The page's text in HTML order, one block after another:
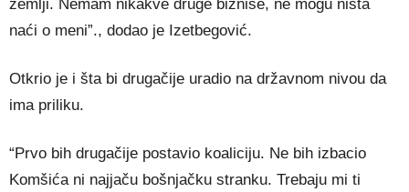
zemlji. Nemam nikakve druge biznise, ne mogu ništa
naći o meni”., dodao je Izetbegović.
Otkrio je i šta bi drugačije uradio na državnom nivou da
ima priliku.
“Prvo bih drugačije postavio koaliciju. Ne bih izbacio
Komšića ni najjaču bošnjačku stranku. Trebaju mi ti